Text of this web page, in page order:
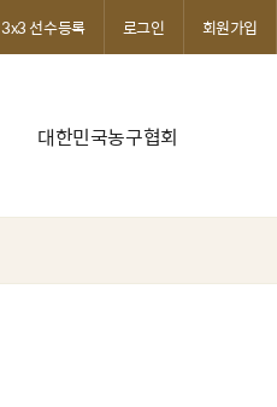
대한민국농구협회
3x3 선수등록 로그인 회원가입